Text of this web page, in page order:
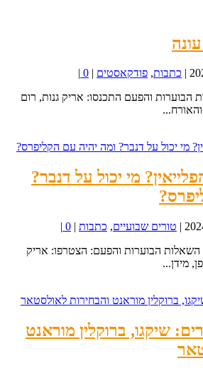
כתבות, פודקאסטים 0
הבוערות והפעם התכנסו: אריק גנות, רום
והאורח...
מהפלייאין? מי יכול על דנבר?
| טורים שבועיים, כתבות |
0
|
השבועי 5 על 5 עם השאלות הבוערות והפעם: הצטרפו: אריק
מידן...
מוכרים: שיקגו, ברוקלין מוראנט